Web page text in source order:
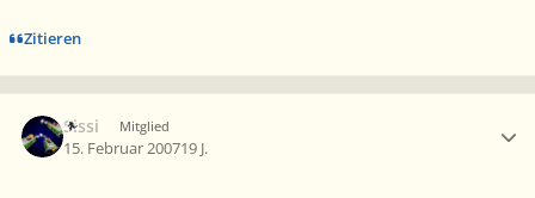
Zitieren
Sissi Mitglied
15. Februar 200719 J.